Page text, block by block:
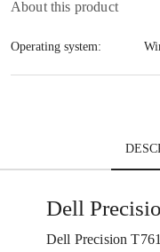
About this product
Operating system:
Dell
Dell Precision